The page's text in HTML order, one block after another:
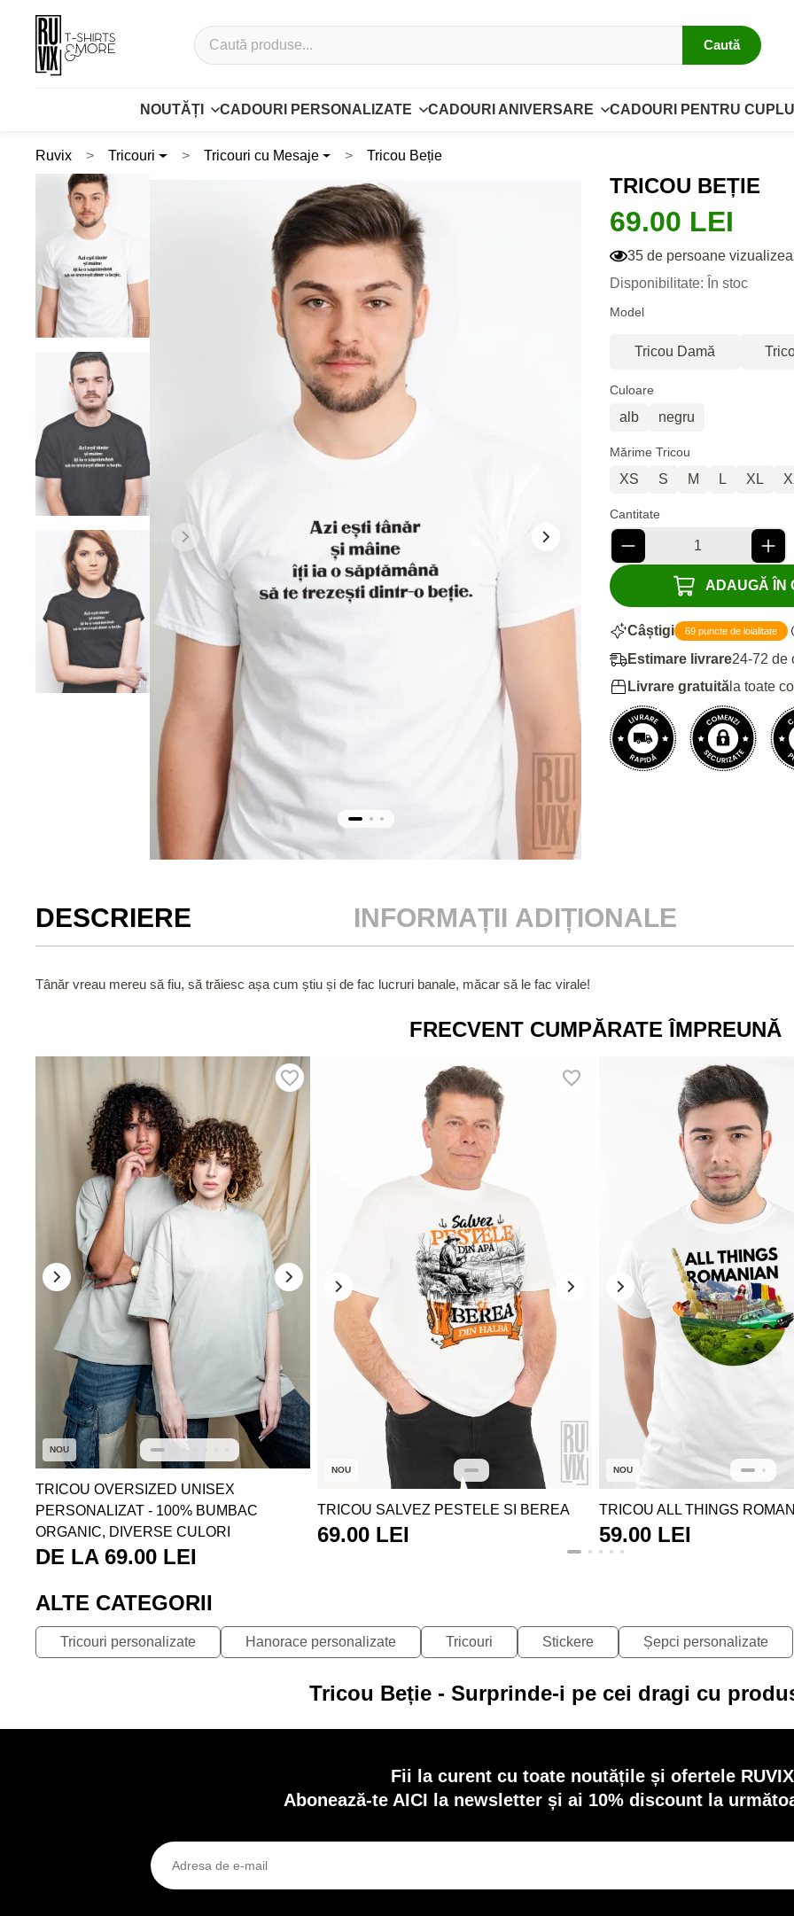
Caută
NOUTĂȚI CADOURI PERSONALIZATE CADOURI ANIVERSARE CADOURI PENTRU
Ruvix Tricouri Tricouri cu Mesaje Tricou Beție
TRICOU BEȚIE
69.00 LEI
35 de persoane
Disponibilitate: În stoc
Model
Tricou Damă
Culoare
alb negru
Mărime Tricou
XS S M L XL
Cantitate
ADAUGĂ ÎN
Câștigi 69 puncte de loialitate
Estimare livrare24-72 de
Livrare gratuită la toate
DESCRIERE INFORMAȚII ADIȚIONALE
Tânăr vreau mereu să fiu, să trăiesc așa cum știu și de fac lucruri banale, măcar să le fac virale!
FRECVENT CUMPĂRATE ÎMPREUNĂ
NOU
TRICOU OVERSIZED UNISEX
PERSONALIZAT - 100% BUMBAC
ORGANIC, DIVERSE CULORI
DE LA 69.00 LEI
NOU
TRICOU SALVEZ PESTELE SI BEREA
69.00 LEI
NOU
TRICOU ALL THINGS
59.00 LEI
ALTE CATEGORII
Tricouri personalizate Hanorace personalizate Tricouri Stickere Șepci personalizate
Tricou Beție - Surprinde-i pe cei dragi cu
Fii la curent cu toate noutățile și ofertele
Abonează-te AICI la newsletter și ai 10% discount la